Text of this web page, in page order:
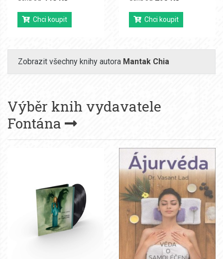
Chci koupit Chci koupit
Zobrazit všechny knihy autora Mantak Chia
Výběr knih vydavatele
Fontána